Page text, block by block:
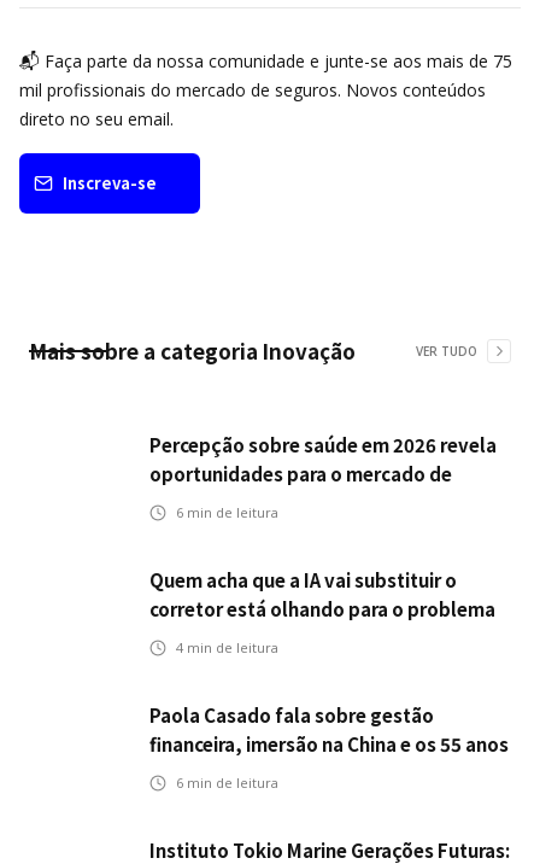
📬 Faça parte da nossa comunidade e junte-se aos mais de 75
mil profissionais do mercado de seguros. Novos conteúdos
direto no seu email.
Inscreva-se
Mais sobre a categoria Inovação VER TUDO
Percepção sobre saúde em 2026 revela
oportunidades para o mercado de
seguros ampliar cobertura e prevenção
6 min de leitura
Quem acha que a IA vai substituir o
corretor está olhando para o problema
errado
4 min de leitura
Paola Casado fala sobre gestão
financeira, imersão na China e os 55 anos
da ENS
6 min de leitura
Instituto Tokio Marine Gerações Futuras: